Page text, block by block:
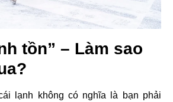
tồn” – Làm sao
lạnh không có nghĩa là bạn phải